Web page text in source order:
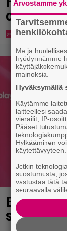
olla
Essi
Arvostamme
Me ja
hyödynnämme
mainoksia.
Hyväksymällä
Käytämme
laitteellesi
vierailit, IP-
Pääset
Hylkääminen
käytettävyyteen.
Jotkin
suostumusta,
vastustaa tätä
seuraavalla